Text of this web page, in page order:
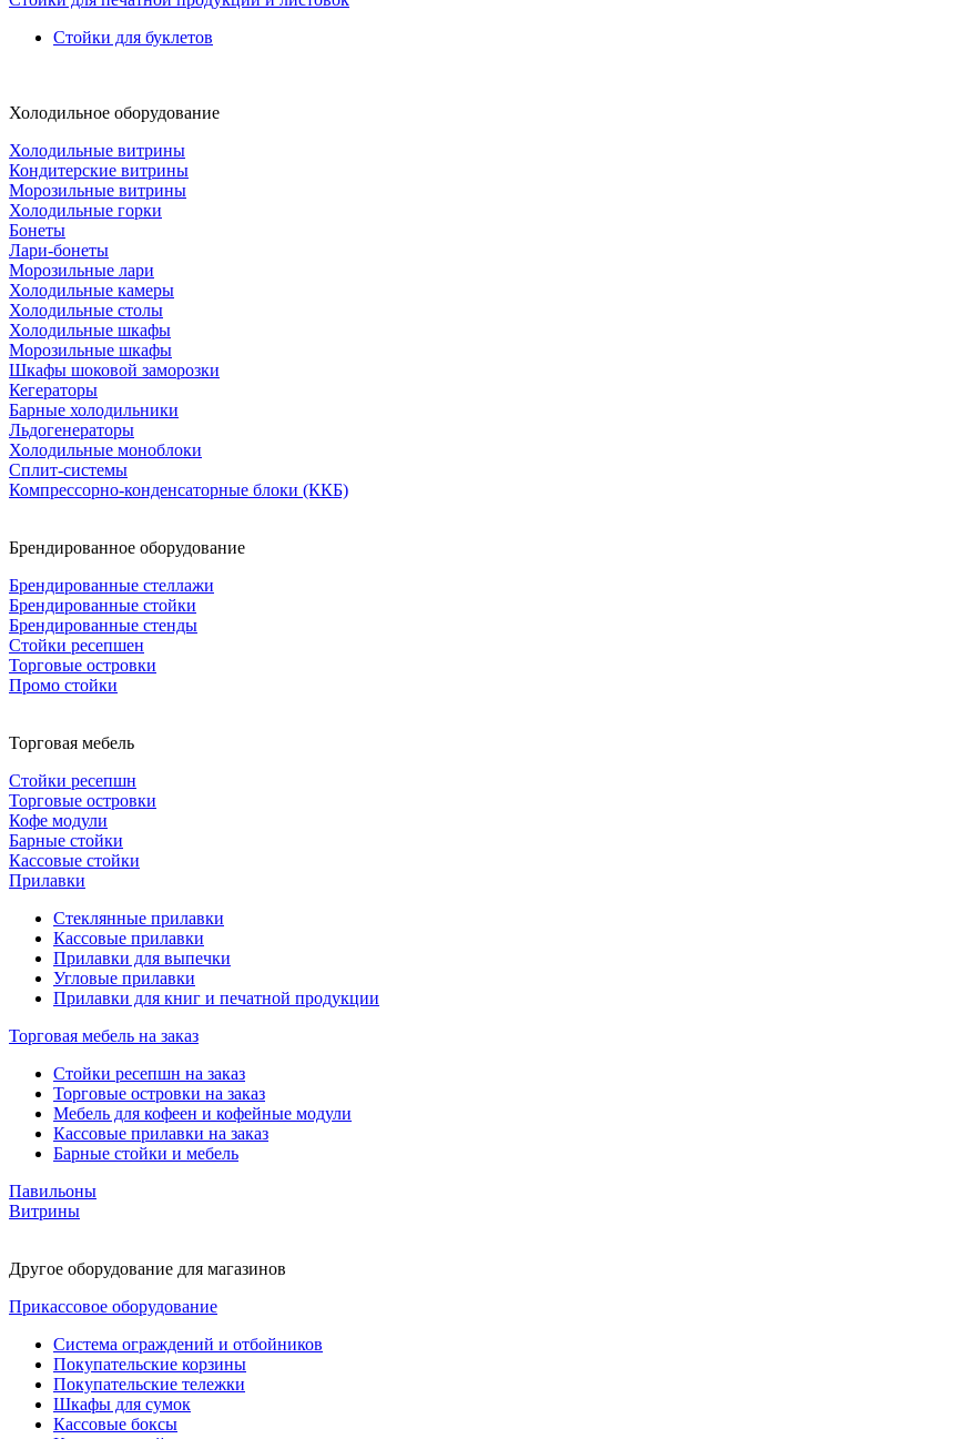
Стойки для буклетов
Холодильное оборудование
Холодильные витрины
Кондитерские витрины
Морозильные витрины
Холодильные горки
Бонеты
Лари-бонеты
Морозильные лари
Холодильные камеры
Холодильные столы
Холодильные шкафы
Морозильные шкафы
Шкафы шоковой заморозки
Кегераторы
Барные холодильники
Льдогенераторы
Холодильные моноблоки
Сплит-системы
Компрессорно-конденсаторные блоки (ККБ)
Брендированное оборудование
Брендированные стеллажи
Брендированные стойки
Брендированные стенды
Стойки ресепшен
Торговые островки
Промо стойки
Торговая мебель
Стойки ресепшн
Торговые островки
Кофе модули
Барные стойки
Кассовые стойки
Прилавки
Стеклянные прилавки
Кассовые прилавки
Прилавки для выпечки
Угловые прилавки
Прилавки для книг и печатной продукции
Торговая мебель на заказ
Стойки ресепшн на заказ
Торговые островки на заказ
Мебель для кофеен и кофейные модули
Кассовые прилавки на заказ
Барные стойки и мебель
Павильоны
Витрины
Другое оборудование для магазинов
Прикассовое оборудование
Система ограждений и отбойников
Покупательские корзины
Покупательские тележки
Шкафы для сумок
Кассовые боксы